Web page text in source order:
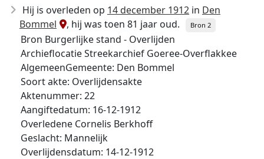
Hij is overleden op 14 december 1912 in Den
Bommel
, hij was toen 81 jaar oud. Bron 2
Bron Burgerlijke stand - Overlijden
Archieflocatie Streekarchief Goeree-Overflakkee
AlgemeenGemeente: Den Bommel
Soort akte: Overlijdensakte
Aktenummer: 22
Aangiftedatum: 16-12-1912
Overledene Cornelis Berkhoff
Geslacht: Mannelijk
Overlijdensdatum: 14-12-1912